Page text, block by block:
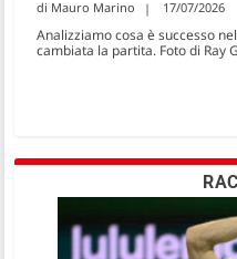
Mauro Marino 17/07/2026
Analizziamo cosa è successo
cambiata la partita. Foto di Ray